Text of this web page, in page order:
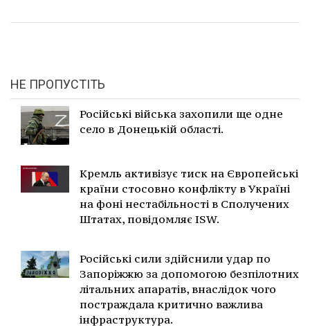
НЕ ПРОПУСТІТЬ
Російські війська захопили ще одне
село в Донецькій області.
Кремль активізує тиск на Європейські
країни стосовно конфлікту в Україні
на фоні нестабільності в Сполучених
Штатах, повідомляє ISW.
Російські сили здійснили удар по
Запоріжжю за допомогою безпілотних
літальних апаратів, внаслідок чого
постраждала критично важлива
інфраструктура.